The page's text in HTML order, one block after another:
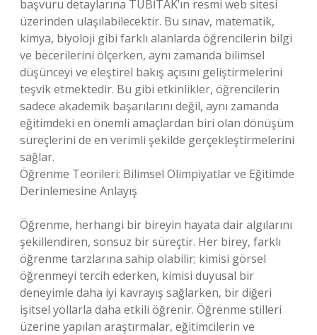
başvuru detaylarına TÜBİTAK’ın resmi web sitesi
üzerinden ulaşılabilecektir. Bu sınav, matematik,
kimya, biyoloji gibi farklı alanlarda öğrencilerin bilgi
ve becerilerini ölçerken, aynı zamanda bilimsel
düşünceyi ve eleştirel bakış açısını geliştirmelerini
teşvik etmektedir. Bu gibi etkinlikler, öğrencilerin
sadece akademik başarılarını değil, aynı zamanda
eğitimdeki en önemli amaçlardan biri olan dönüşüm
süreçlerini de en verimli şekilde gerçekleştirmelerini
sağlar.
Öğrenme Teorileri: Bilimsel Olimpiyatlar ve Eğitimde
Derinlemesine Anlayış
Öğrenme, herhangi bir bireyin hayata dair algılarını
şekillendiren, sonsuz bir süreçtir. Her birey, farklı
öğrenme tarzlarına sahip olabilir; kimisi görsel
öğrenmeyi tercih ederken, kimisi duyusal bir
deneyimle daha iyi kavrayış sağlarken, bir diğeri
işitsel yollarla daha etkili öğrenir. Öğrenme stilleri
üzerine yapılan araştırmalar, eğitimcilerin ve